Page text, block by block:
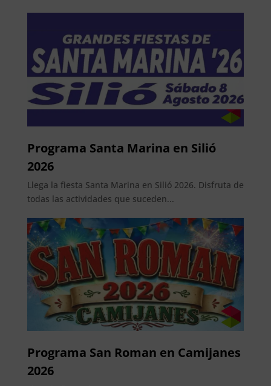
Programa Santa Marina en Silió
2026
Llega la fiesta Santa Marina en Silió 2026. Disfruta de
todas las actividades que suceden...
Programa San Roman en Camijanes
2026